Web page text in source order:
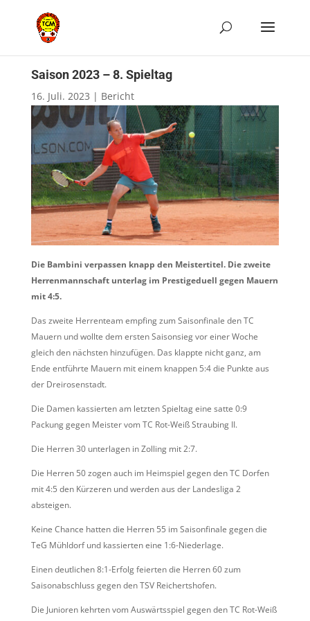
Saison 2023 – 8. Spieltag
16. Juli. 2023 | Bericht
Die Bambini verpassen knapp den Meistertitel. Die zweite
Herrenmannschaft unterlag im Prestigeduell gegen Mauern
mit 4:5.
Das zweite Herrenteam empfing zum Saisonfinale den TC
Mauern und wollte dem ersten Saisonsieg vor einer Woche
gleich den nächsten hinzufügen. Das klappte nicht ganz, am
Ende entführte Mauern mit einem knappen 5:4 die Punkte aus
der Dreirosenstadt.
Die Damen kassierten am letzten Spieltag eine satte 0:9
Packung gegen Meister vom TC Rot-Weiß Straubing II.
Die Herren 30 unterlagen in Zolling mit 2:7.
Die Herren 50 zogen auch im Heimspiel gegen den TC Dorfen
mit 4:5 den Kürzeren und werden aus der Landesliga 2
absteigen.
Keine Chance hatten die Herren 55 im Saisonfinale gegen die
TeG Mühldorf und kassierten eine 1:6-Niederlage.
Einen deutlichen 8:1-Erfolg feierten die Herren 60 zum
Saisonabschluss gegen den TSV Reichertshofen.
Die Junioren kehrten vom Auswärtsspiel gegen den TC Rot-Weiß